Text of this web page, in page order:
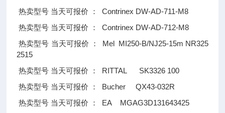
热卖型号 当天可报价 ： Contrinex DW-AD-711-M8
热卖型号 当天可报价 ： Contrinex DW-AD-712-M8
热卖型号 当天可报价 ：
Mel MI250-B/NJ25-15m NR325
2515
热卖型号 当天可报价 ： RITTAL SK3326 100
热卖型号 当天可报价 ： Bucher QX43-032R
热卖型号 当天可报价 ： EA MGAG3D131643425